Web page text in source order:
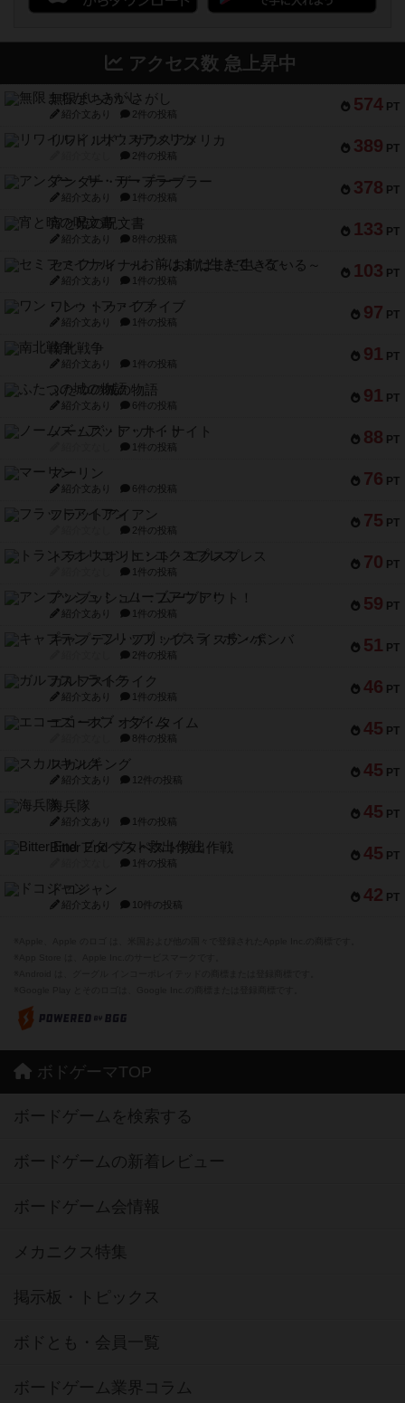
アクセス数 急上昇中
574 PT
無限まちがいさがし
紹介文あり 2件の投稿
389 PT
リワイルド：サウスアメリカ
2件の投稿
378 PT
アンダー・ザ・テーブラー
紹介文あり 1件の投稿
133 PT
宵と暁の呪文書
紹介文あり 8件の投稿
103 PT
セミファイナル ～お前はまだ生きている～
紹介文あり 1件の投稿
97 PT
ワン・トゥ・ファイブ
紹介文あり 1件の投稿
91 PT
南北戦争
紹介文あり 1件の投稿
91 PT
ふたつの城の物語
紹介文あり 6件の投稿
88 PT
ノームズ・アット・ナイト
1件の投稿
76 PT
マーリン
紹介文あり 6件の投稿
75 PT
フラットアイアン
2件の投稿
70 PT
トランスオリエント・エクスプレス
1件の投稿
59 PT
アンブッシュ！：ムーブアウト！
紹介文あり 1件の投稿
51 PT
キャプテン・フリップ：イスラ・ボンバ
2件の投稿
46 PT
ガルフストライク
紹介文あり 1件の投稿
45 PT
エコーズ・オブ・タイム
8件の投稿
45 PT
スカルキング
紹介文あり 12件の投稿
45 PT
海兵隊
紹介文あり 1件の投稿
45 PT
Bitter End ブタペスト救出作戦
1件の投稿
42 PT
ドコジャン
紹介文あり 10件の投稿
ボドゲーマTOP
ボードゲームを検索する
ボードゲームの新着レビュー
ボードゲーム会情報
メカニクス特集
掲示板・トピックス
ボドとも・会員一覧
ボードゲーム業界コラム